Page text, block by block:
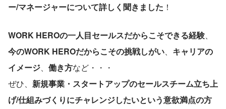
ー/マネージャーについて詳しく聞きました ！
WORK HEROの一人目セールスだからこそできる経験、
今のWORK HEROだからこその挑戦しがい、 キャリアの
イメージ、 働き方など・・・
ぜひ、 新規事業・スタートアップのセールスチーム立ち上
げ/仕組みづくりにチャレンジしたいという意欲満点の方